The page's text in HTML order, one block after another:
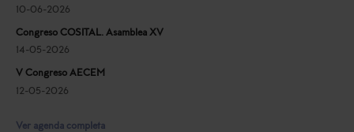
10-06-2026
Congreso COSITAL. Asamblea XV
14-05-2026
V Congreso AECEM
12-05-2026
Ver agenda completa